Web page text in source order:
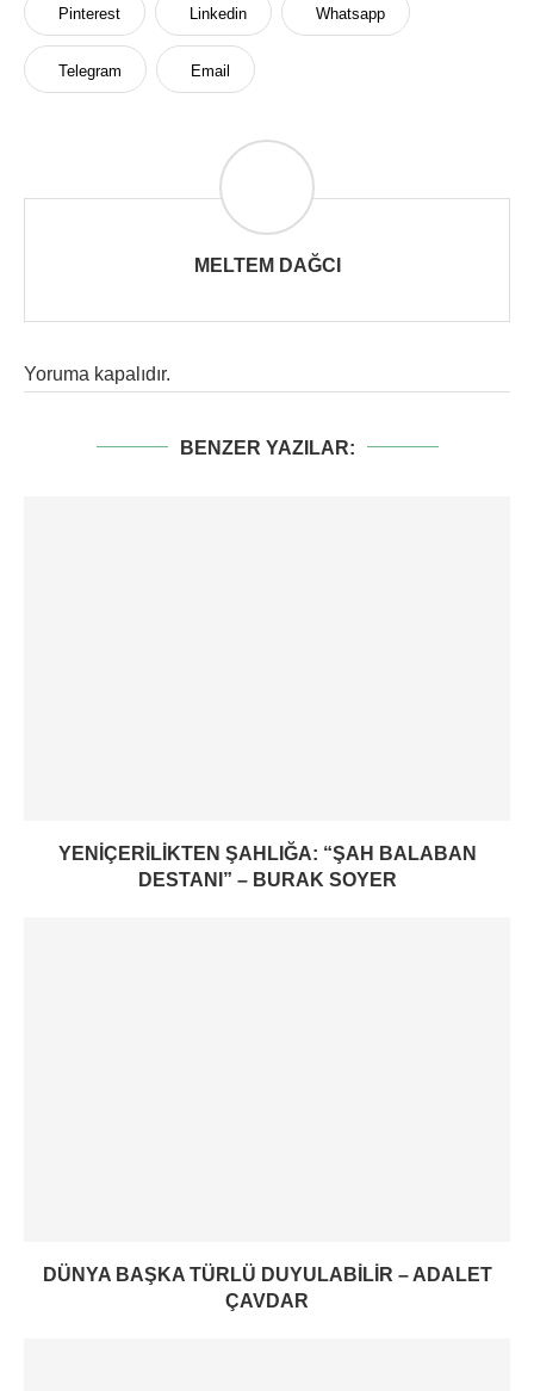
Pinterest Linkedin Whatsapp
Telegram Email
MELTEM DAĞCI
Yoruma kapalıdır.
BENZER YAZILAR:
YENIÇERILIKTEN ŞAHLIĞA: “ŞAH BALABAN
DESTANI” – BURAK SOYER
DÜNYA BAŞKA TÜRLÜ DUYULABILIR – ADALET
ÇAVDAR